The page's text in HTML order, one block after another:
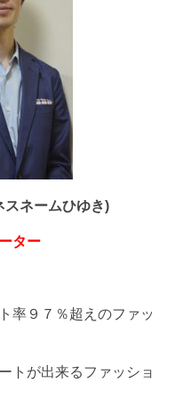
スネームひゆき)
ター
率９７％超えのファッ
トが出来るファッショ